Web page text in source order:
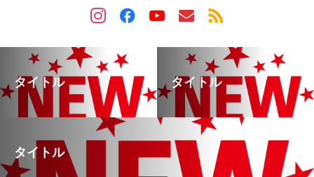
タイトル タイトル
タイトル